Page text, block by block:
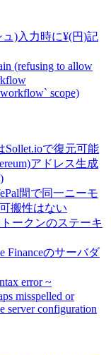
)入力時に¥(円)記
(refusing to allow
scope)
Sollet.ioで復元可能
アドレス生成
間で同一ニーモ
搬性はない
ークンのステーキ
Financeのサーバダ
error ~
misspelled or
server configuration